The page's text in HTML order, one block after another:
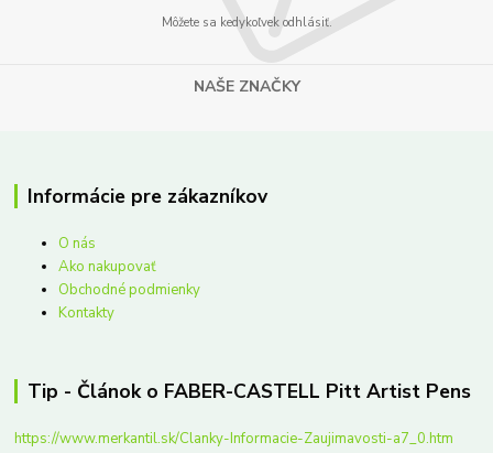
Môžete sa kedykoľvek odhlásiť.
NAŠE ZNAČKY
Informácie pre zákazníkov
O nás
Ako nakupovať
Obchodné podmienky
Kontakty
Tip - Článok o FABER-CASTELL Pitt Artist Pens
https://www.merkantil.sk/Clanky-Informacie-Zaujimavosti-a7_0.htm